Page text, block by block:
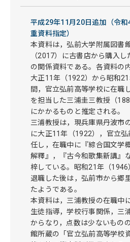
平成29年11月20日追加（令
重資料指定）
本資料は，弘前大学附属図書
（2017）に古書店から購入
の関係資料である。各資料の
大正11年（1922）から昭和
間，官立弘前高等学校に在職
を担当した三浦圭三教授（
にかかるものと推定される。
三浦教授は，現兵庫県丹波市
に大正11年（1922），官立
任し，在職中に『綜合国文学
解釋』，『古今和歌集新講』
梓している。昭和21年（
退職した後は，弘前市から郷
たようである。
本資料は，三浦教授の在職中
生徒指導，学校行事関係，三
からなり，点数は少ないもの
館所蔵の「官立弘前高等学校